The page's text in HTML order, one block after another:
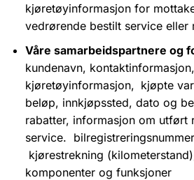
kjøretøyinformasjon for
vedrørende bestilt service eller
Våre samarbeidspartnere og
kundenavn, kontaktinformasjon,
kjøretøyinformasjon, kjøpte
beløp, innkjøpssted, dato og
rabatter, informasjon om utført
service.
kjørestrekning
komponenter og funksjoner